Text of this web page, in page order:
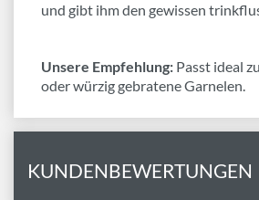
und gibt ihm den gewissen
Unsere Empfehlung: Passt ideal
oder würzig gebratene Garnelen.
KUNDENBEWERTUNGEN